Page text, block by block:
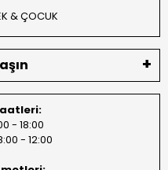
& ÇOCUK
- 18:00
- 12:00